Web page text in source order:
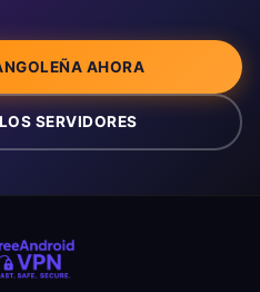
AHORA
SERVIDORES